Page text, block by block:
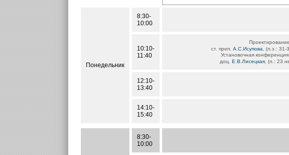
Понедельник
8:30-
10:00
10:10-
11:40
Проектирование,
ст. преп. А.С.Исупова , (л.з.: 31-
Установочная конференция
доц. Е.В.Лисецкая, (л.: 23
12:10-
13:40
14:10-
15:40
8:30-
10:00